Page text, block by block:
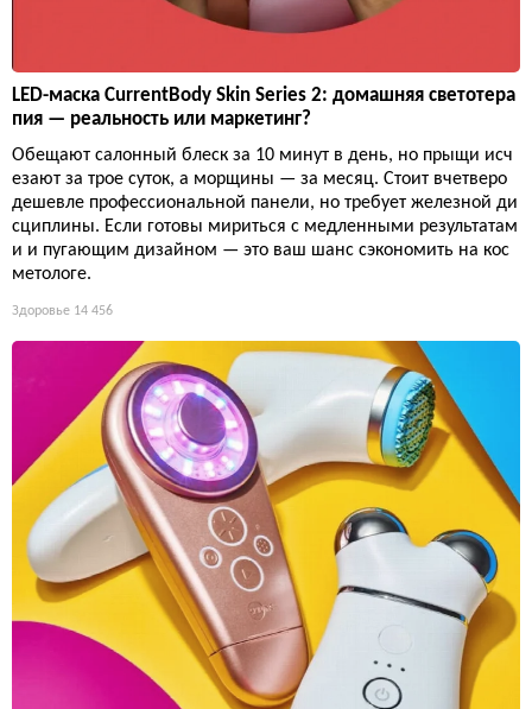
LED-маска CurrentBody Skin Series 2: домашняя светотера
пия — реальность или маркетинг?
Обещают салонный блеск за 10 минут в день, но прыщи исч
езают за трое суток, а морщины — за месяц. Стоит вчетверо
дешевле профессиональной панели, но требует железной ди
сциплины. Если готовы мириться с медленными результатам
и и пугающим дизайном — это ваш шанс сэкономить на кос
метологе.
Здоровье 14 456